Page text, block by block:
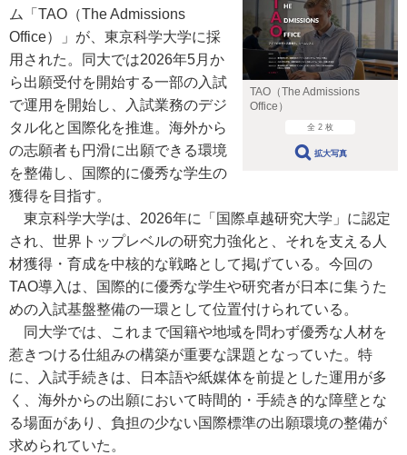
TAO（The Admissions
Office）
全 2 枚
拡大写真
ム「TAO（The Admissions
Office）」が、東京科学大学に採
用された。同大では2026年5月か
ら出願受付を開始する一部の入試
で運用を開始し、入試業務のデジ
タル化と国際化を推進。海外から
の志願者も円滑に出願できる環境
を整備し、国際的に優秀な学生の
獲得を目指す。
東京科学大学は、2026年に「国際卓越研究大学」に認定
され、世界トップレベルの研究力強化と、それを支える人
材獲得・育成を中核的な戦略として掲げている。今回の
TAO導入は、国際的に優秀な学生や研究者が日本に集うた
めの入試基盤整備の一環として位置付けられている。
同大学では、これまで国籍や地域を問わず優秀な人材を
惹きつける仕組みの構築が重要な課題となっていた。特
に、入試手続きは、日本語や紙媒体を前提とした運用が多
く、海外からの出願において時間的・手続き的な障壁とな
る場面があり、負担の少ない国際標準の出願環境の整備が
求められていた。